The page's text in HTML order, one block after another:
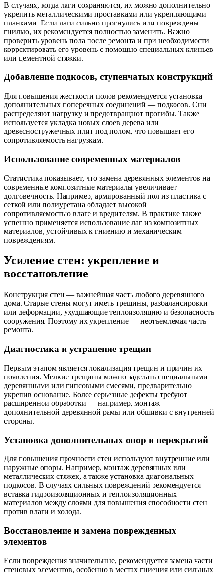
В случаях, когда лаги сохраняются, их можно дополнительно
укрепить металлическими проставками или укрепляющими
планками. Если лаги сильно прогнулись или повреждены
гнилью, их рекомендуется полностью заменить. Важно
проверить уровень пола после ремонта и при необходимости
корректировать его уровень с помощью специальных клиньев
или цементной стяжки.
Добавление подкосов, ступенчатых конструкций
Для повышения жесткости полов рекомендуется установка
дополнительных поперечных соединений — подкосов. Они
распределяют нагрузку и предотвращают прогибы. Также
используется укладка новых слоев дерева или
древесностружечных плит под полом, что повышает его
сопротивляемость нагрузкам.
Использование современных материалов
Статистика показывает, что замена деревянных элементов на
современные композитные материалы увеличивает
долговечность. Например, армированный пол из пластика с
сеткой или полиуретана обладает высокой
сопротивляемостью влаге и вредителям. В практике также
успешно применяется использование лаг из композитных
материалов, устойчивых к гниению и механическим
повреждениям.
Усиление стен: укрепление и
восстановление
Конструкция стен — важнейшая часть любого деревянного
дома. Старые стены могут иметь трещины, разбалансировки
или деформации, ухудшающие теплоизоляцию и безопасность
сооружения. Поэтому их укрепление — неотъемлемая часть
ремонта.
Диагностика и устранение трещин
Первым этапом является локализация трещин и причин их
появления. Мелкие трещины можно заделать специальными
деревянными или гипсовыми смесями, предварительно
укрепив основание. Более серьезные дефекты требуют
расширенной обработки — например, монтаж
дополнительной деревянной рамы или обшивки с внутренней
стороны.
Установка дополнительных опор и перекрытий
Для повышения прочности стен используют внутренние или
наружные опоры. Например, монтаж деревянных или
металлических стяжек, а также установка диагональных
подкосов. В случаях сильных повреждений рекомендуется
вставка гидроизоляционных и теплоизоляционных
материалов между слоями для повышения способности стен
против влаги и холода.
Восстановление и замена поврежденных
элементов
Если повреждения значительные, рекомендуется замена части
стеновых элементов, особенно в местах гниения или сильных